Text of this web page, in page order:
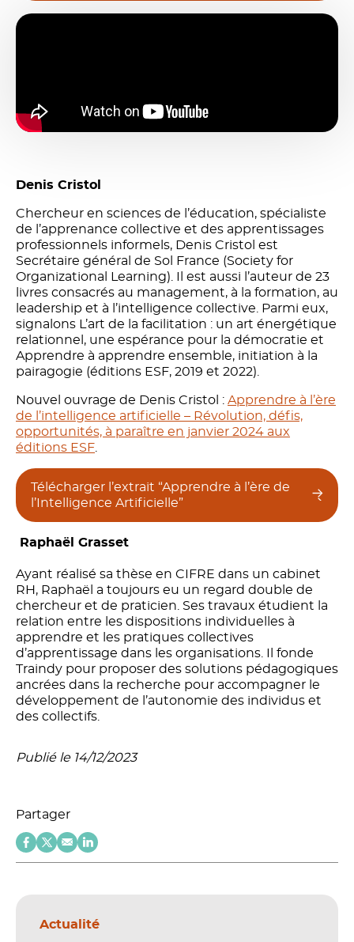
Denis Cristol
Chercheur en sciences de l’éducation, spécialiste
de l’apprenance collective et des apprentissages
professionnels informels, Denis Cristol est
Secrétaire général de Sol France (Society for
Organizational Learning). Il est aussi l’auteur de 23
livres consacrés au management, à la formation, au
leadership et à l’intelligence collective. Parmi eux,
signalons L’art de la facilitation : un art énergétique
relationnel, une espérance pour la démocratie et
Apprendre à apprendre ensemble, initiation à la
pairagogie (éditions ESF, 2019 et 2022).
Nouvel ouvrage de Denis Cristol : Apprendre à l’ère
de l’intelligence artificielle – Révolution, défis,
opportunités, à paraître en janvier 2024 aux
éditions ESF
Télécharger l’extrait “Apprendre à l’ère de
l’Intelligence Artificielle”
Raphaël Grasset
Ayant réalisé sa thèse en CIFRE dans un cabinet
RH, Raphaël a toujours eu un regard double de
chercheur et de praticien. Ses travaux étudient la
relation entre les dispositions individuelles à
apprendre et les pratiques collectives
d’apprentissage dans les organisations. Il fonde
Traindy pour proposer des solutions pédagogiques
ancrées dans la recherche pour accompagner le
développement de l’autonomie des individus et
des collectifs.
Publié le 14/12/2023
Partager
Actualité